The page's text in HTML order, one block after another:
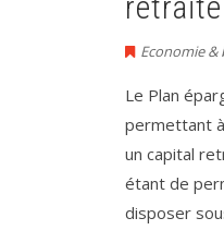
Economie &
Le Plan
permettant
un capital
étant de
disposer